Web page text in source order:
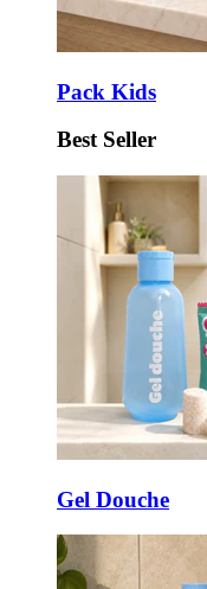
Pack Kids
Best Seller
Gel Douche